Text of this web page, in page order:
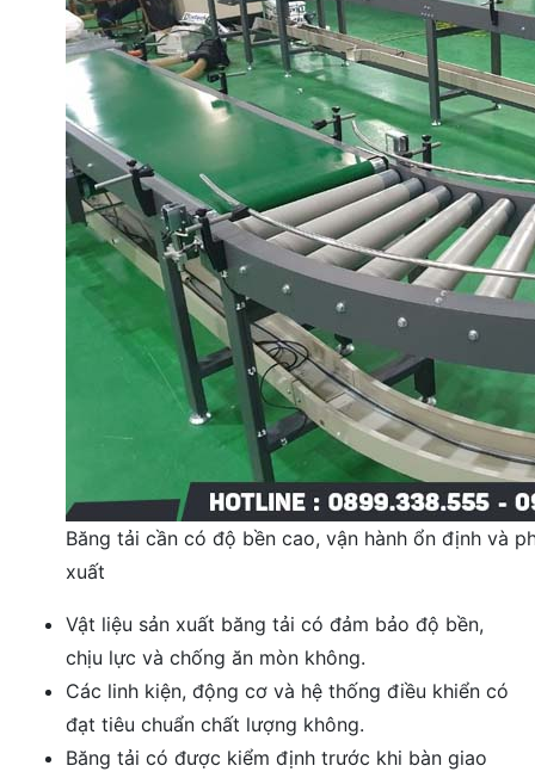
Băng tải cần có độ bền cao, vận hành ổn định và
xuất
Vật liệu sản xuất băng tải có đảm bảo độ bền,
chịu lực và chống ăn mòn không.
Các linh kiện, động cơ và hệ thống điều khiển có
đạt tiêu chuẩn chất lượng không.
Băng tải có được kiểm định trước khi bàn giao